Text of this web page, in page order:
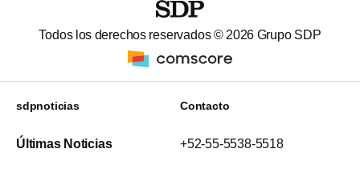
Todos los derechos reservados © 2026 Grupo SDP
sdpnoticias
Últimas Noticias
Contacto
+52-55-5538-5518